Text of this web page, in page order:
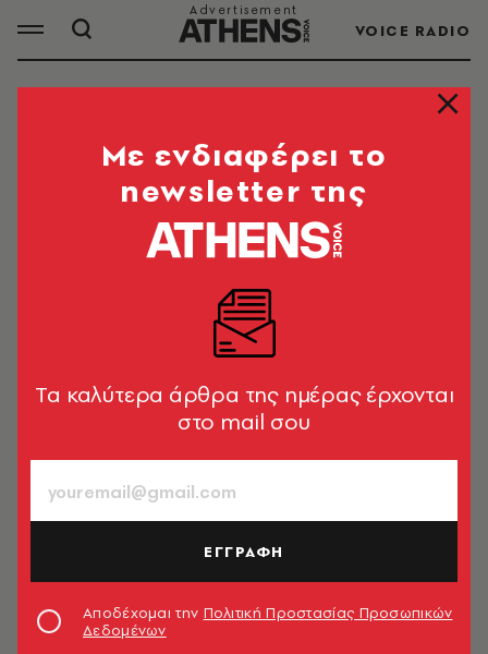
VOICE RADIO
ΑΦΓΑΝΙΣΤΑΝ
ΟΛΑ ΤΑ ΑΡΘΡΑ ΤΟΥ TAG
ΚΟΣΜΟΣ
στις Αφγανές να εργάζονται στον
ΟΗΕ είναι «εσωτερικό θέμα»
ΚΟΣΜΟΣ
αποκλεισμένες από την εκπαίδευση
Newsroom
Mε ενδιαφέρει το
newsletter της
Tα καλύτερα άρθρα της ημέρας έρχονται
στο mail σου
ΕΓΓΡΑΦΗ
Αποδέχομαι την Πολιτική Προστασίας Προσωπικών
Δεδομένων